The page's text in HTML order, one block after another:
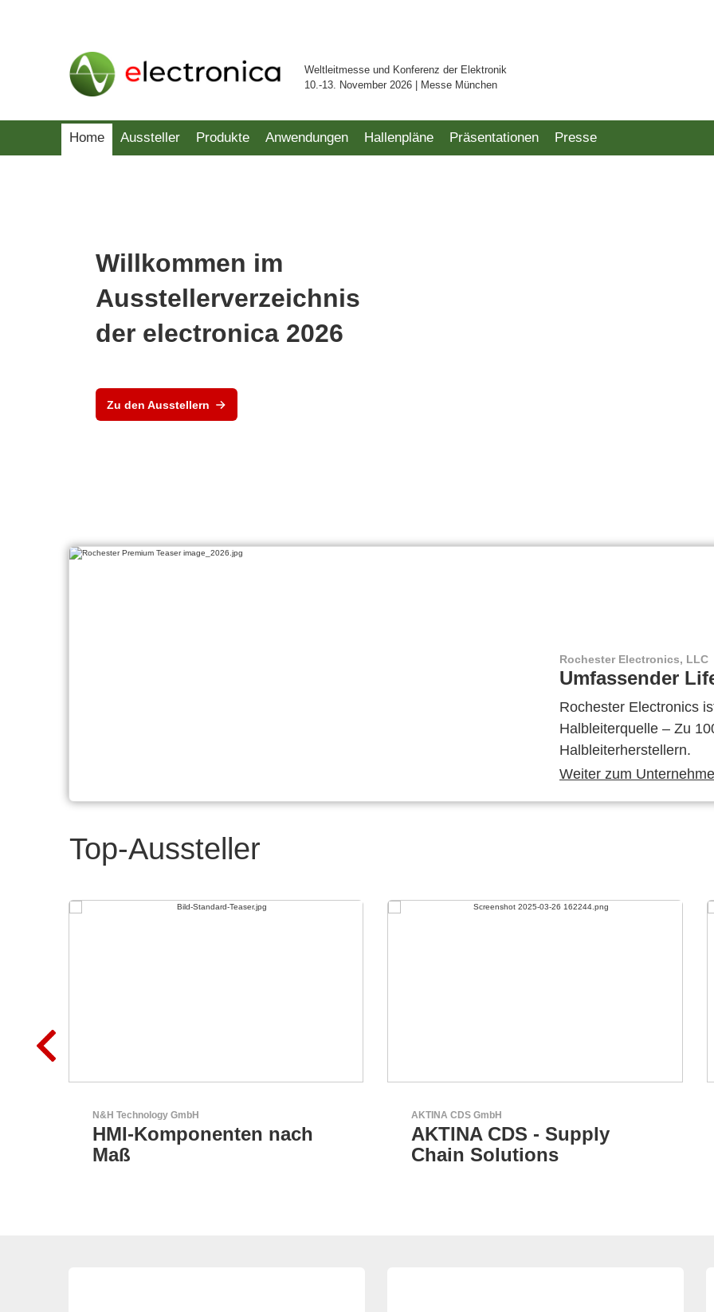
Weltleitmesse und Konferenz der Elektronik
10.-13. November 2026 | Messe München
Home Aussteller Produkte Anwendungen Hallenpläne Präsentationen Presse
Willkommen im
Ausstellerverzeichnis
der electronica 2026
Zu den Ausstellern
Rochester Electronics, LLC
Umfassender
Rochester Electronics
Halbleiterquelle – Zu
Halbleiterherstellern.
Weiter zum
Top-Aussteller
AKTINA CDS GmbH
AKTINA CDS - Supply
Chain Solutions
Sciosense B.V.
Durchfluss- und
Umweltsensoren